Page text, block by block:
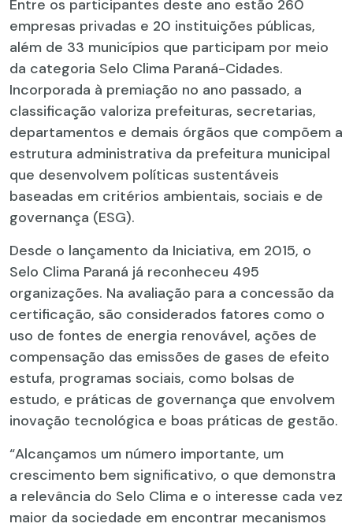
Entre os participantes deste ano estão 260
empresas privadas e 20 instituições públicas,
além de 33 municípios que participam por meio
da categoria Selo Clima Paraná-Cidades.
Incorporada à premiação no ano passado, a
classificação valoriza prefeituras, secretarias,
departamentos e demais órgãos que compõem a
estrutura administrativa da prefeitura municipal
que desenvolvem políticas sustentáveis
baseadas em critérios ambientais, sociais e de
governança (ESG).
Desde o lançamento da Iniciativa, em 2015, o
Selo Clima Paraná já reconheceu 495
organizações. Na avaliação para a concessão da
certificação, são considerados fatores como o
uso de fontes de energia renovável, ações de
compensação das emissões de gases de efeito
estufa, programas sociais, como bolsas de
estudo, e práticas de governança que envolvem
inovação tecnológica e boas práticas de gestão.
“Alcançamos um número importante, um
crescimento bem significativo, o que demonstra
a relevância do Selo Clima e o interesse cada vez
maior da sociedade em encontrar mecanismos